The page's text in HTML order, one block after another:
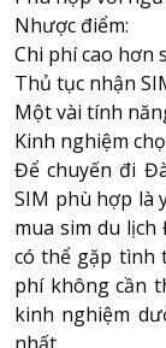
Nhược điểm:
Chi phí cao hơn
Thủ tục nhận
Một vài tính
Kinh nghiệm
Để chuyến đi
SIM phù hợp là
mua sim du
có thể gặp tình
phí không cần
kinh nghiệm